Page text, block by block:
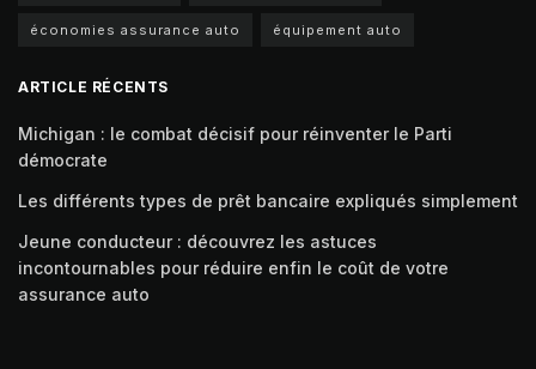
économies assurance auto équipement auto
ARTICLE RÉCENTS
Michigan : le combat décisif pour réinventer le Parti
démocrate
Les différents types de prêt bancaire expliqués simplement
Jeune conducteur : découvrez les astuces
incontournables pour réduire enfin le coût de votre
assurance auto